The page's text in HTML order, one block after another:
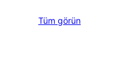
Tüm değerlendirmeleri
görün